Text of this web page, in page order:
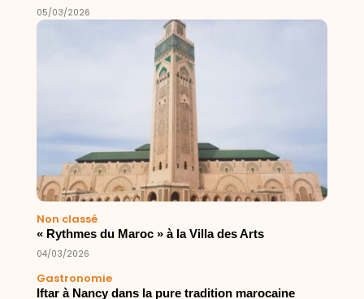
05/03/2026
Non classé
« Rythmes du Maroc » à la Villa des Arts
04/03/2026
Gastronomie
Iftar à Nancy dans la pure tradition marocaine